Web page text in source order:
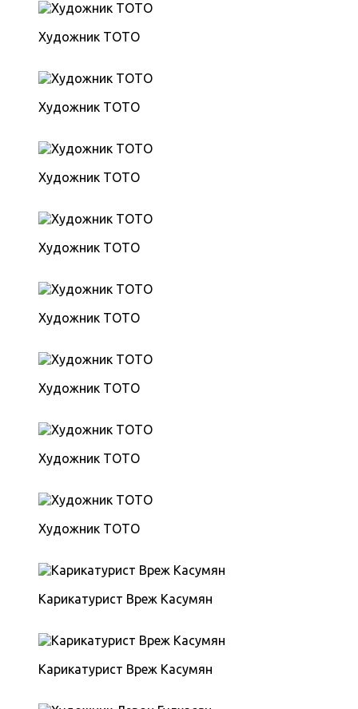
Художник ТОТО
Художник ТОТО
Художник ТОТО
Художник ТОТО
Художник ТОТО
Художник ТОТО
Художник ТОТО
Художник ТОТО
Карикатурист Вреж Касумян
Карикатурист Вреж Касумян